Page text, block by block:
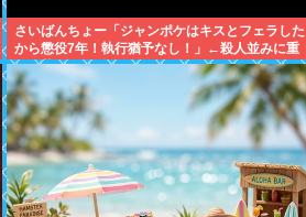
さいばんちょー「ジャンポケはキスとフェラした
から懲役7年！執行猶予なし！」←殺人並みに重
くて草